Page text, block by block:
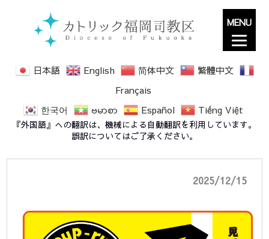
日本語 English 简体中文
繁體中文
Français
한국어
ဗမာစာ Español Tiếng Việt
『外国語』への翻訳は、機械による自動翻訳を利用しています。
誤訳についてはご了承ください。
2026年 スープの会
2025/12/15
MENU